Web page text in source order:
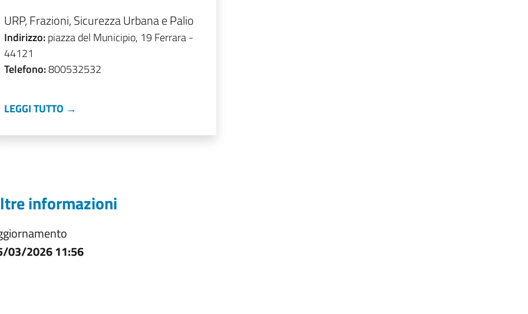
URP, Frazioni, Sicurezza Urbana e Palio
Indirizzo:piazza del Municipio, 19 Ferrara -
44121
Telefono:800532532
LEGGI TUTTO →
informazioni
03/2026 11:56